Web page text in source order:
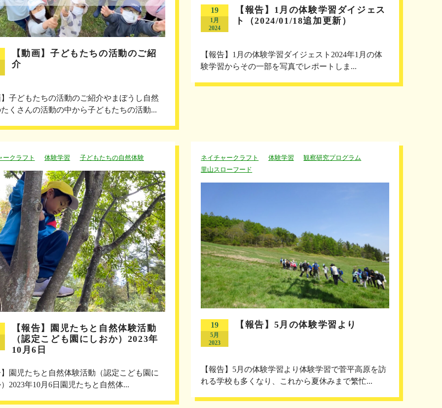
【動画】子どもたちの活動のご紹
介
子どもたちの活動のご紹介やまぼうし自然
くさんの活動の中から子どもたちの活動...
19
1月
2024
【報告】1月の体験学習ダイジェス
ト（2024/01/18追加更新）
【報告】1月の体験学習ダイジェスト2024年1月の体
験学習からその一部を写真でレポートしま...
ークラフト 体験学習 子どもたちの自然体験
【報告】園児たちと自然体験活動
（認定こども園にしおか）2023年
10月6日
園児たちと自然体験活動（認定こども園に
2023年10月6日園児たちと自然体...
ネイチャークラフト 体験学習
観察研究プログラム
里山スローフード
19
5月
2023
【報告】5月の体験学習より
【報告】5月の体験学習より体験学習で菅平高原を訪
れる学校も多くなり、これから夏休みまで繁忙...